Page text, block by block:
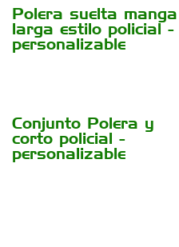
Polera suelta manga
larga estilo policial -
personalizable
Conjunto Polera y
corto policial -
personalizable